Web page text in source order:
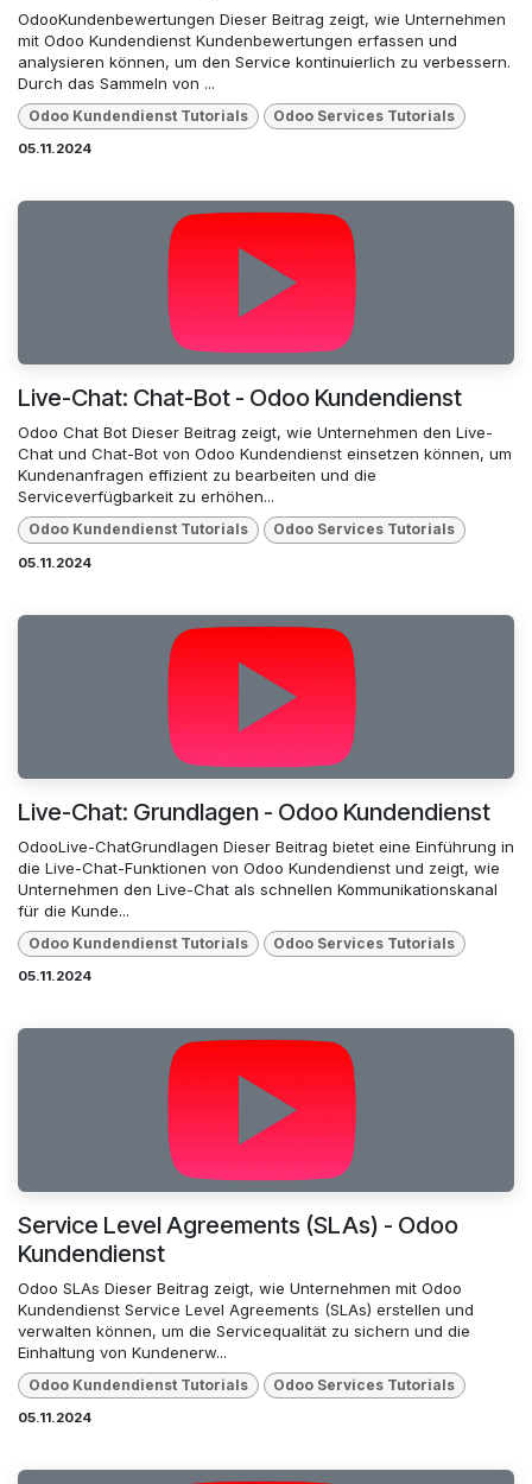
OdooKundenbewertungen Dieser Beitrag zeigt, wie Unternehmen
mit Odoo Kundendienst Kundenbewertungen erfassen und
analysieren können, um den Service kontinuierlich zu verbessern.
Durch das Sammeln von ...
Odoo Kundendienst Tutorials Odoo Services Tutorials
05.11.2024
Live-Chat: Chat-Bot - Odoo Kundendienst
Odoo Chat Bot Dieser Beitrag zeigt, wie Unternehmen den Live-
Chat und Chat-Bot von Odoo Kundendienst einsetzen können, um
Kundenanfragen effizient zu bearbeiten und die
Serviceverfügbarkeit zu erhöhen...
Odoo Kundendienst Tutorials Odoo Services Tutorials
05.11.2024
Live-Chat: Grundlagen - Odoo Kundendienst
OdooLive-ChatGrundlagen Dieser Beitrag bietet eine Einführung in
die Live-Chat-Funktionen von Odoo Kundendienst und zeigt, wie
Unternehmen den Live-Chat als schnellen Kommunikationskanal
für die Kunde...
Odoo Kundendienst Tutorials Odoo Services Tutorials
05.11.2024
Service Level Agreements (SLAs) - Odoo
Kundendienst
Odoo SLAs Dieser Beitrag zeigt, wie Unternehmen mit Odoo
Kundendienst Service Level Agreements (SLAs) erstellen und
verwalten können, um die Servicequalität zu sichern und die
Einhaltung von Kundenerw...
Odoo Kundendienst Tutorials Odoo Services Tutorials
05.11.2024